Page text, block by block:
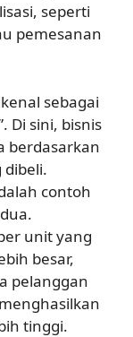
seperti
pemesanan
sebagai
Di sini, bisnis
berdasarkan
contoh
unit yang
besar,
pelanggan
tinggi.